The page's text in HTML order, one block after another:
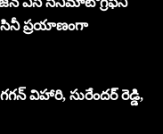
సినీ ప్రయాణంగా
విహారి, సురేందర్ రెడ్డి,